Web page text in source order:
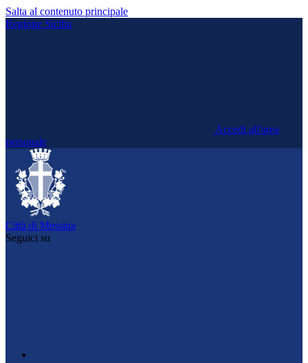
Salta al contenuto principale
Regione Sicilia
Accedi all'area
personale
Città di Messina
Seguici su